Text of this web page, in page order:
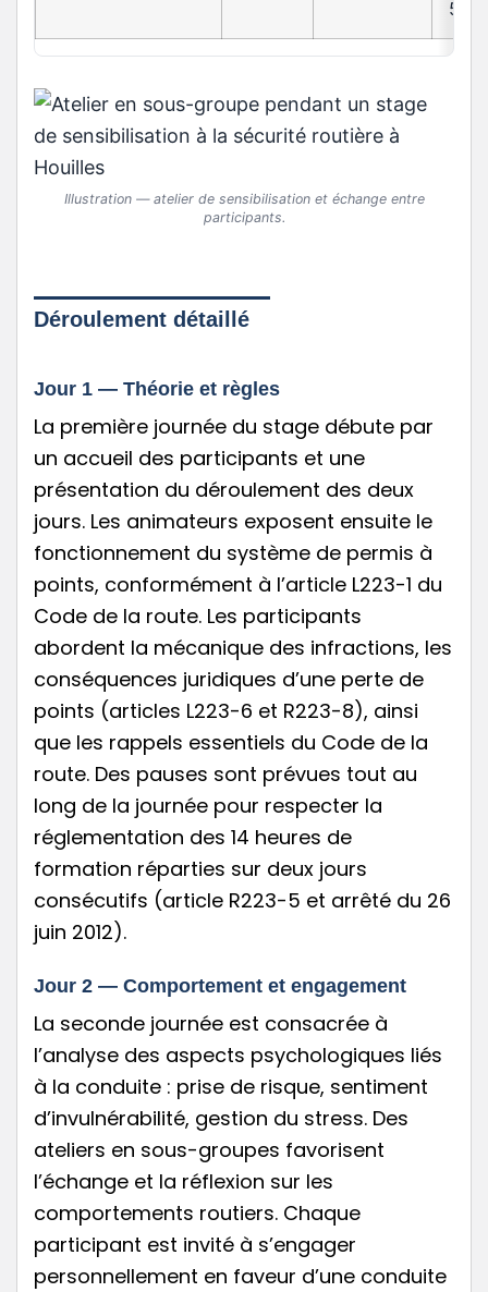
5
Illustration — atelier de sensibilisation et échange entre
participants.
Déroulement détaillé
Jour 1 — Théorie et règles
La première journée du stage débute par
un accueil des participants et une
présentation du déroulement des deux
jours. Les animateurs exposent ensuite le
fonctionnement du système de permis à
points, conformément à l’article L223-1 du
Code de la route. Les participants
abordent la mécanique des infractions, les
conséquences juridiques d’une perte de
points (articles L223-6 et R223-8), ainsi
que les rappels essentiels du Code de la
route. Des pauses sont prévues tout au
long de la journée pour respecter la
réglementation des 14 heures de
formation réparties sur deux jours
consécutifs (article R223-5 et arrêté du 26
juin 2012).
Jour 2 — Comportement et engagement
La seconde journée est consacrée à
l’analyse des aspects psychologiques liés
à la conduite : prise de risque, sentiment
d’invulnérabilité, gestion du stress. Des
ateliers en sous-groupes favorisent
l’échange et la réflexion sur les
comportements routiers. Chaque
participant est invité à s’engager
personnellement en faveur d’une conduite